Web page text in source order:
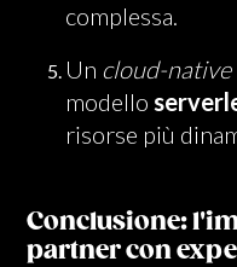
complessa.
Un cloud-native
modello
risorse più
Conclusione:
partner con